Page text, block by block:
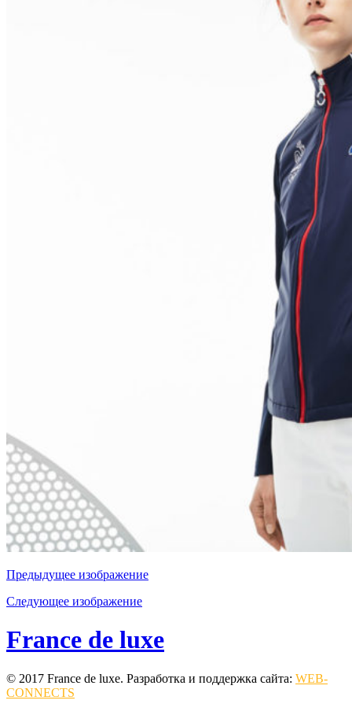
Предыдущее изображение
Следующее изображение
France de luxe
© 2017 France de luxe. Разработка и поддержка сайта: WEB-
CONNECTS